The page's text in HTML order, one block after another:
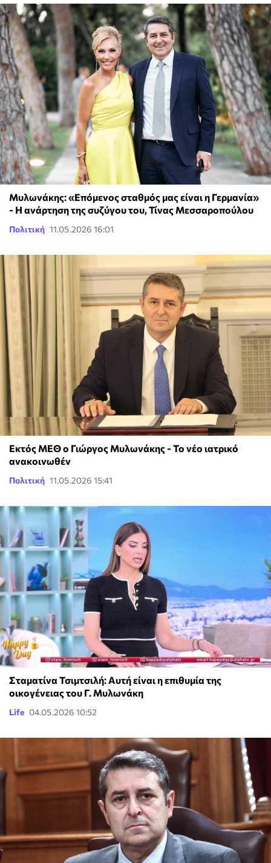
Μυλωνάκης: «Επόμενος σταθμός μας είναι η Γερμανία»
- Η ανάρτηση της συζύγου του, Τίνας Μεσσαροπούλου
Πολιτική 11.05.2026 16:01
Εκτός ΜΕΘ ο Γιώργος Μυλωνάκης - Το νέο ιατρικό
ανακοινωθέν
Πολιτική 11.05.2026 15:41
Σταματίνα Τσιμτσιλή: Αυτή είναι η επιθυμία της
οικογένειας του Γ. Μυλωνάκη
Life 04.05.2026 10:52